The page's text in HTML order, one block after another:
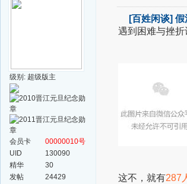
级别: 超级版主
会员卡
00000010号
UID
130090
精华
30
发帖
24429
[百姓闲谈] 假
遇到困难与挫折
这不，就有287